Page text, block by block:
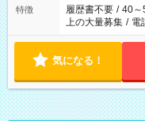
合は応募できませ
特徴 履歴書不要 / 40～
上の大量募集 / 電
気になる！